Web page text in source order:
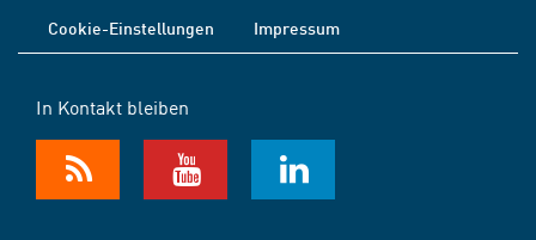
Cookie-Einstellungen
Impressum
In Kontakt bleiben